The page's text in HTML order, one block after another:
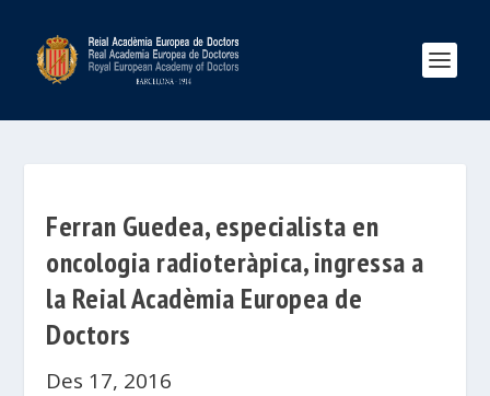
Ferran Guedea, especialista en
oncologia radioteràpica, ingressa a
la Reial Acadèmia Europea de
Doctors
Des 17, 2016